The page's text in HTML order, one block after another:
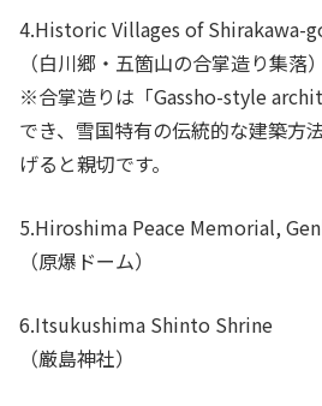
4.Historic Villages of Shirakawa-
（白川郷・五箇山の合掌造り集落）
※合掌造りは「Gassho-style
でき、雪国特有の伝統的な建築方
げると親切です。
5.Hiroshima Peace Memorial,
（原爆ドーム）
6.Itsukushima Shinto Shrine
（厳島神社）